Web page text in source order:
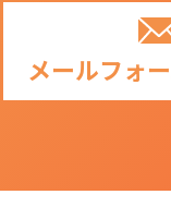
メールフォ